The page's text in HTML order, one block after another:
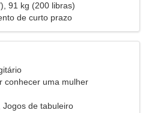
91 kg (200 libras)
de curto prazo
conhecer uma mulher
Jogos de tabuleiro